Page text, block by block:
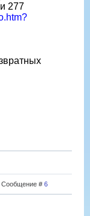
277
Сообщение # 6